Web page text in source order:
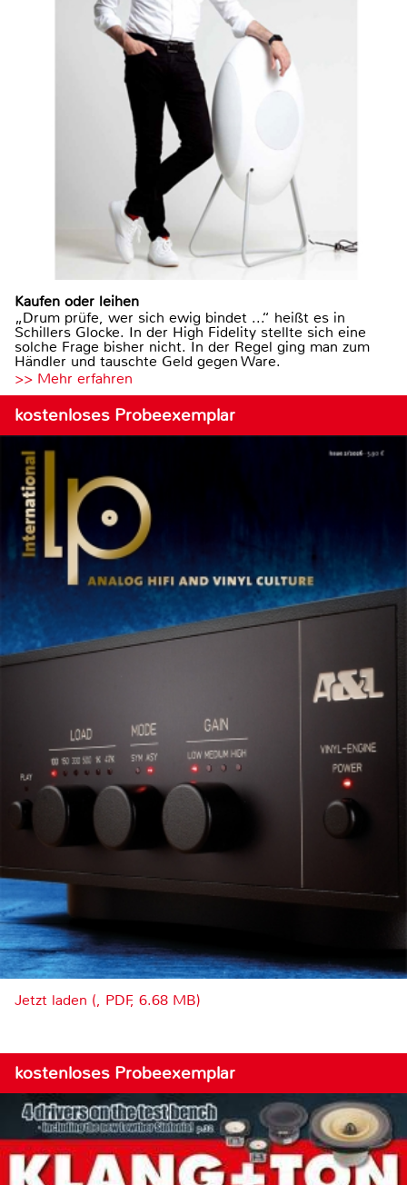
Kaufen oder leihen
„Drum prüfe, wer sich ewig bindet ...“ heißt es in
Schillers Glocke. In der High Fidelity stellte sich eine
solche Frage bisher nicht. In der Regel ging man zum
Händler und tauschte Geld gegen Ware.
>> Mehr erfahren
kostenloses Probeexemplar
Jetzt laden (, PDF, 6.68 MB)
kostenloses Probeexemplar